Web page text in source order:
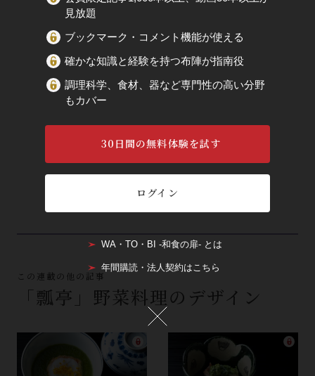
この連載の他の記事
「瓢亭」野菜料理のデザイン
見放題
ブックマーク・コメント機能が使える
確かな知識と経験を持つ布陣が指南役
調理科学、食材、器など専門性の高い分野
もカバー
30日間の無料体験を試す
ログイン
WA・TO・BI -和食の扉- とは
年間購読・法人契約はこちら